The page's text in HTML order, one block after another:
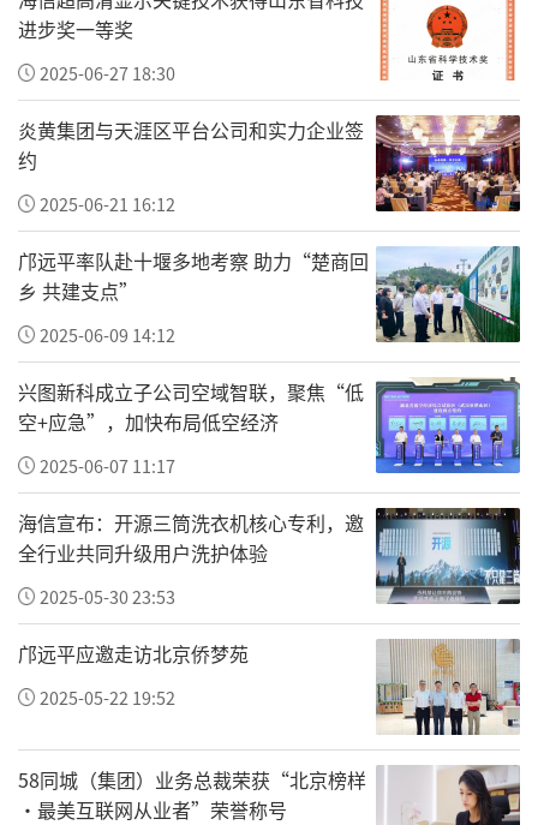
进步奖一等奖
2025-06-27 18:30
炎黄集团与天涯区平台公司和实力企业签
约
2025-06-21 16:12
邝远平率队赴十堰多地考察 助力“楚商回
乡 共建支点”
2025-06-09 14:12
兴图新科成立子公司空域智联，聚焦“低
空+应急”，加快布局低空经济
2025-06-07 11:17
海信宣布：开源三筒洗衣机核心专利，邀
全行业共同升级用户洗护体验
2025-05-30 23:53
邝远平应邀走访北京侨梦苑
2025-05-22 19:52
58同城（集团）业务总裁荣获“北京榜样
·最美互联网从业者”荣誉称号